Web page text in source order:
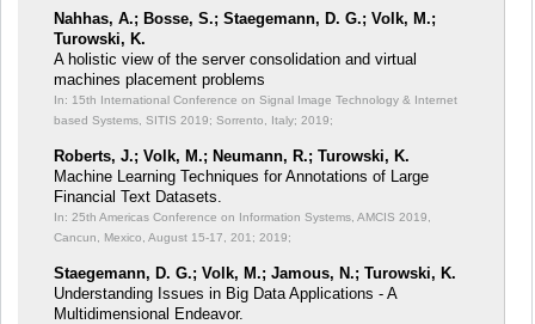
Nahhas, A.; Bosse, S.; Staegemann, D. G.; Volk, M.;
Turowski, K.
A holistic view of the server consolidation and virtual
machines placement problems
In: 15th International Conference on Signal Image Technology & Internet
based Systems, SITIS 2019; Sorrento, Italy; 2019;
Roberts, J.; Volk, M.; Neumann, R.; Turowski, K.
Machine Learning Techniques for Annotations of Large
Financial Text Datasets.
In: 25th Americas Conference on Information Systems, AMCIS 2019,
Cancun, Mexico, August 15-17, 201; 2019;
Staegemann, D. G.; Volk, M.; Jamous, N.; Turowski, K.
Understanding Issues in Big Data Applications - A
Multidimensional Endeavor.